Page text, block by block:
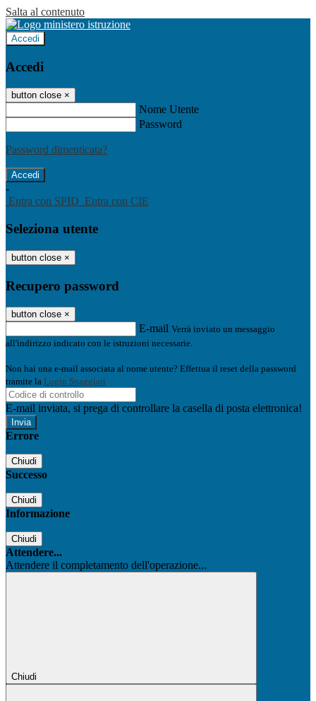
Salta al contenuto
Accedi
Accedi
button close ×
Nome Utente
Password
Password dimenticata?
-
Entra con SPID Entra con CIE
Seleziona utente
button close ×
Recupero password
button close ×
E-mail Verrà inviato un messaggio
all'indirizzo indicato con le istruzioni necessarie.
Non hai una e-mail associata al nome utente? Effettua il reset della password
tramite la Login Spaggiari
E-mail inviata, si prega di controllare la casella di posta elettronica!
Errore
Chiudi
Successo
Chiudi
Informazione
Chiudi
Attendere...
Attendere il completamento dell'operazione...
Chiudi